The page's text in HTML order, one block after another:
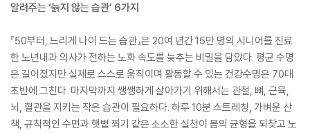
알려주는 ‘늙지 않는 습관’ 6가지
『50부터, 느리게 나이 드는 습관』은 20여 년간 15만 명의 시니어를 진료
한 노년내과 의사가 전하는 노화 속도를 늦추는 비밀을 담았다. 평균 수명
은 길어졌지만 실제로 스스로 움직이며 활동할 수 있는 건강수명은 70대
초반에 그친다. 마지막까지 쌩쌩하게 살아가기 위해서는 관절, 뼈, 근육,
뇌, 혈관을 지키는 작은 습관이 필요하다. 하루 10분 스트레칭, 가벼운 산
책, 규칙적인 수면과 햇볕 쬐기 같은 소소한 실천이 몸의 균형을 되찾고 노